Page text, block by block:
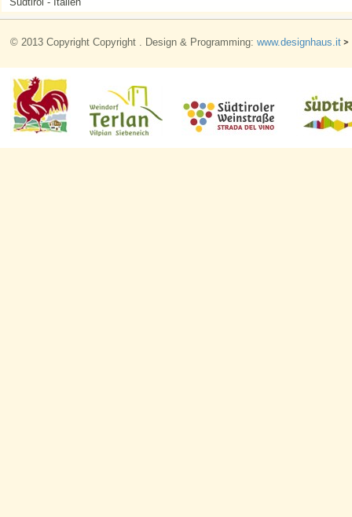
© 2013 Copyright Copyright . Design & Programming: www.designhaus.it